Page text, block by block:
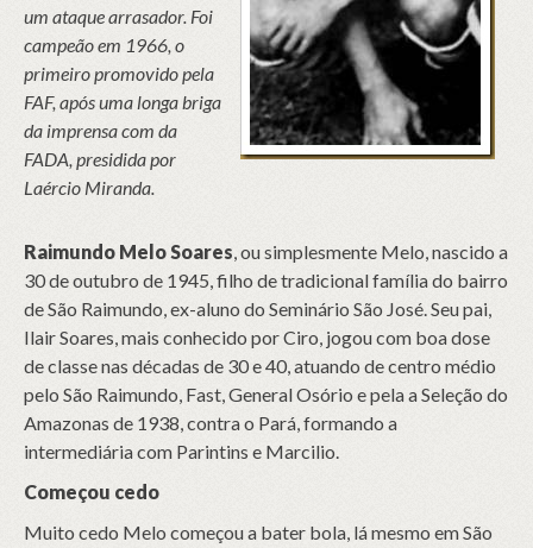
um ataque arrasador. Foi
campeão em 1966, o
primeiro promovido pela
FAF, após uma longa briga
da imprensa com da
FADA, presidida por
Laércio Miranda.
Raimundo Melo Soares, ou simplesmente Melo, nascido a
30 de outubro de 1945, filho de tradicional família do bairro
de São Raimundo, ex-aluno do Seminário São José. Seu pai,
Ilair Soares, mais conhecido por Ciro, jogou com boa dose
de classe nas décadas de 30 e 40, atuando de centro médio
pelo São Raimundo, Fast, General Osório e pela a Seleção do
Amazonas de 1938, contra o Pará, formando a
intermediária com Parintins e Marcilio.
Começou cedo
Muito cedo Melo começou a bater bola, lá mesmo em São